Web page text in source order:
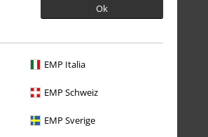
Ok
EMP Italia
EMP Schweiz
EMP Sverige